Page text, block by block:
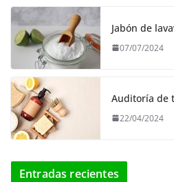
Jabón de
07/07/2024
Auditoría de
22/04/2024
Entradas recientes